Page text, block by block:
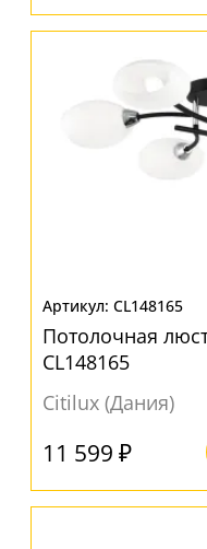
CL148165
Потолочная
CL148165
Citilux (Дания)
11 599 ₽